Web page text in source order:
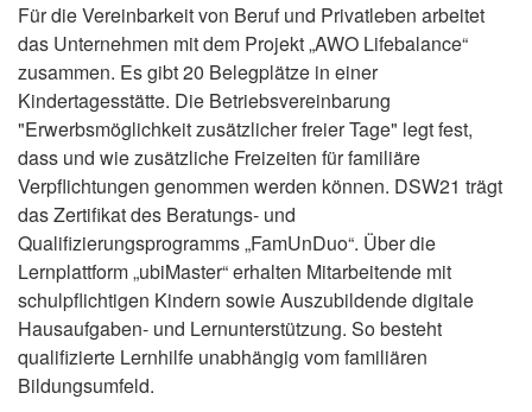
Für die Vereinbarkeit von Beruf und Privatleben arbeitet
das Unternehmen mit dem Projekt „AWO Lifebalance“
zusammen. Es gibt 20 Belegplätze in einer
Kindertagesstätte. Die Betriebsvereinbarung
"Erwerbsmöglichkeit zusätzlicher freier Tage" legt fest,
dass und wie zusätzliche Freizeiten für familiäre
Verpflichtungen genommen werden können. DSW21 trägt
das Zertifikat des Beratungs- und
Qualifizierungsprogramms „FamUnDuo“. Über die
Lernplattform „ubiMaster“ erhalten Mitarbeitende mit
schulpflichtigen Kindern sowie Auszubildende digitale
Hausaufgaben- und Lernunterstützung. So besteht
qualifizierte Lernhilfe unabhängig vom familiären
Bildungsumfeld.